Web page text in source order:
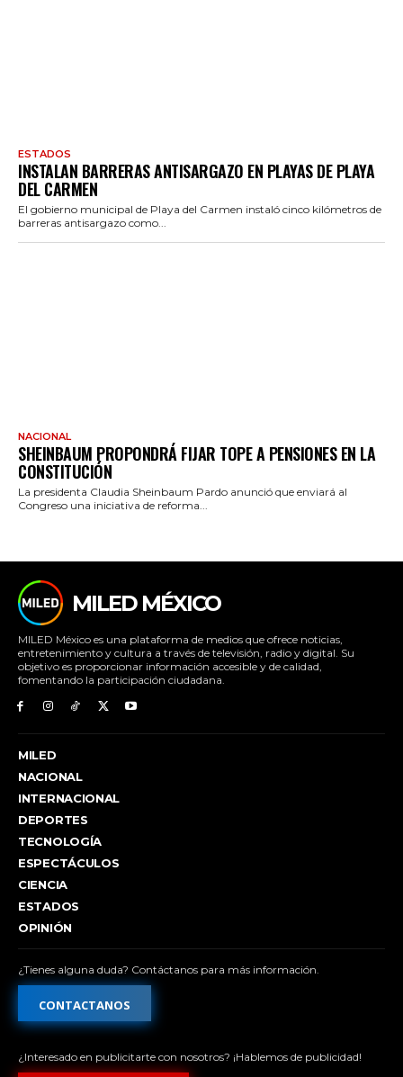
ESTADOS
INSTALAN BARRERAS ANTISARGAZO EN PLAYAS DE PLAYA
DEL CARMEN
El gobierno municipal de Playa del Carmen instaló cinco kilómetros de
barreras antisargazo como...
NACIONAL
SHEINBAUM PROPONDRÁ FIJAR TOPE A PENSIONES EN LA
CONSTITUCIÓN
La presidenta Claudia Sheinbaum Pardo anunció que enviará al
Congreso una iniciativa de reforma...
MILED MÉXICO
MILED México es una plataforma de medios que ofrece noticias,
entretenimiento y cultura a través de televisión, radio y digital. Su
objetivo es proporcionar información accesible y de calidad,
fomentando la participación ciudadana.
MILED
NACIONAL
INTERNACIONAL
DEPORTES
TECNOLOGÍA
ESPECTÁCULOS
CIENCIA
ESTADOS
OPINIÓN
¿Tienes alguna duda? Contáctanos para más información.
CONTACTANOS
¿Interesado en publicitarte con nosotros? ¡Hablemos de publicidad!